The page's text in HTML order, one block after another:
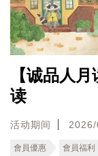
【诚品人
读
活动期间
會員優惠 會員福利